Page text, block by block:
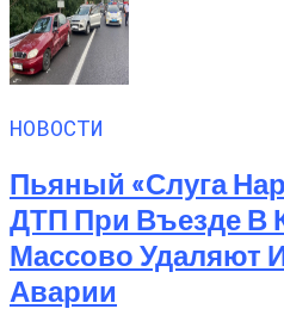
НОВОСТИ
Пьяный «слуга
ДТП При Въезде В
Массово
Аварии